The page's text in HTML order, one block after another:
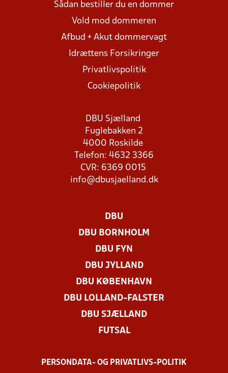
Sådan bestiller du en dommer
Vold mod dommeren
Afbud + Akut dommervagt
Idrættens Forsikringer
Privatlivspolitik
Cookiepolitik
DBU Sjælland
Fuglebakken 2
4000 Roskilde
Telefon: 4632 3366
CVR: 6369 0015
info@dbusjaelland.dk
DBU
DBU BORNHOLM
DBU FYN
DBU JYLLAND
DBU KØBENHAVN
DBU LOLLAND-FALSTER
DBU SJÆLLAND
FUTSAL
PERSONDATA- OG PRIVATLIVS-POLITIK